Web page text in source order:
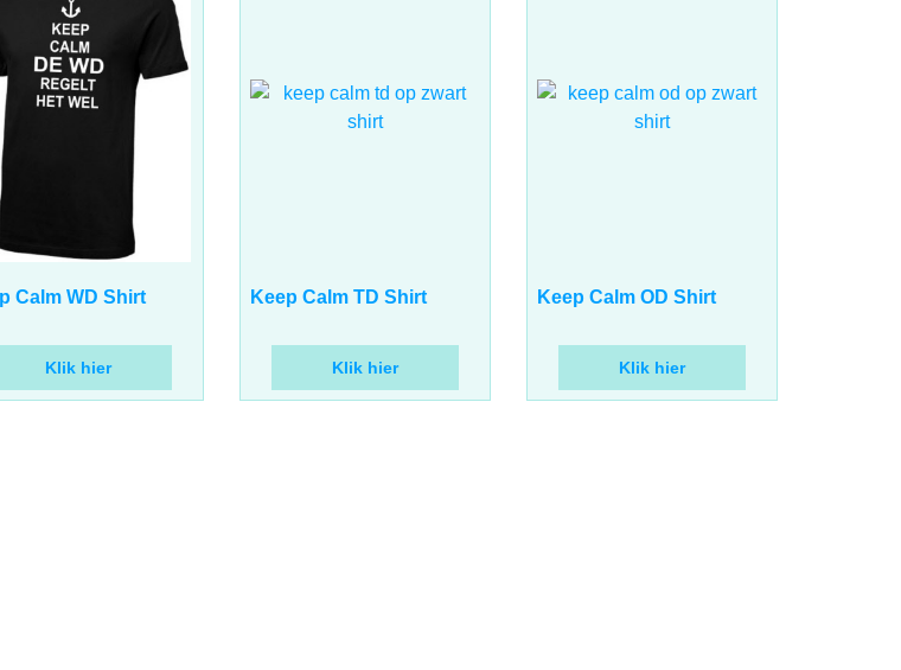
incl BTW
Klik hier
€ 17.00 incl BTW
Klik hier
€ 17.00 incl BTW
Klik hier